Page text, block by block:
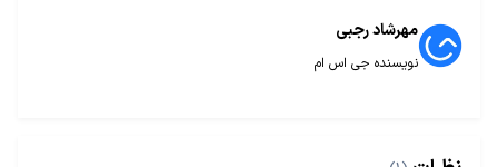
مهرشاد رجبی
نویسنده جی اس ام